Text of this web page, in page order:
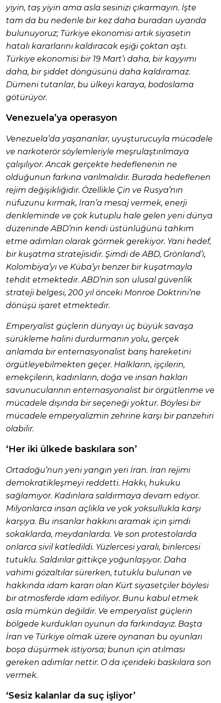
yiyin, taş yiyin ama asla sesinizi çıkarmayın. İşte
tam da bu nedenle bir kez daha buradan uyarıda
bulunuyoruz; Türkiye ekonomisi artık siyasetin
hatalı kararlarını kaldıracak eşiği çoktan aştı.
Türkiye ekonomisi bir 19 Mart’ı daha, bir kayyımı
daha, bir şiddet döngüsünü daha kaldıramaz.
Dümeni tutanlar, bu ülkeyi karaya, bodoslama
götürüyor.
Venezuela’ya operasyon
Venezuela’da yaşananlar, uyuşturucuyla mücadele
ve narkoterör söylemleriyle meşrulaştırılmaya
çalışılıyor. Ancak gerçekte hedeflenenin ne
olduğunun farkına varılmalıdır. Burada hedeflenen
rejim değişikliğidir. Özellikle Çin ve Rusya’nın
nüfuzunu kırmak, İran’a mesaj vermek, enerji
denkleminde ve çok kutuplu hale gelen yeni dünya
düzeninde ABD’nin kendi üstünlüğünü tahkim
etme adımları olarak görmek gerekiyor. Yani hedef,
bir kuşatma stratejisidir. Şimdi de ABD, Grönland’ı,
Kolombiya’yı ve Küba’yı benzer bir kuşatmayla
tehdit etmektedir. ABD’nin son ulusal güvenlik
strateji belgesi, 200 yıl önceki Monroe Doktrini’ne
dönüşü işaret etmektedir.
Emperyalist güçlerin dünyayı üç büyük savaşa
sürükleme halini durdurmanın yolu, gerçek
anlamda bir enternasyonalist barış hareketini
örgütleyebilmekten geçer. Halkların, işçilerin,
emekçilerin, kadınların, doğa ve insan hakları
savunucularının enternasyonalist bir örgütlenme ve
mücadele dışında bir seçeneği yoktur. Böylesi bir
mücadele emperyalizmin zehrine karşı bir panzehiri
olabilir.
‘Her iki ülkede baskılara son’
Ortadoğu’nun yeni yangın yeri İran. İran rejimi
demokratikleşmeyi reddetti. Hakkı, hukuku
sağlamıyor. Kadınlara saldırmaya devam ediyor.
Milyonlarca insan açlıkla ve yok yoksullukla karşı
karşıya. Bu insanlar hakkını aramak için şimdi
sokaklarda, meydanlarda. Ve son protestolarda
onlarca sivil katledildi. Yüzlercesi yaralı, binlercesi
tutuklu. Saldırılar gittikçe yoğunlaşıyor. Daha
vahimi gözaltılar sürerken, tutuklu bulunan ve
hakkında idam kararı olan Kürt siyasetçiler böylesi
bir atmosferde idam ediliyor. Bunu kabul etmek
asla mümkün değildir. Ve emperyalist güçlerin
bölgede kurdukları oyunun da farkındayız. Başta
İran ve Türkiye olmak üzere oynanan bu oyunları
boşa düşürmek istiyorsa; bunun için atılması
gereken adımlar nettir. O da içerideki baskılara son
vermek.
‘Sesiz kalanlar da suç işliyor’